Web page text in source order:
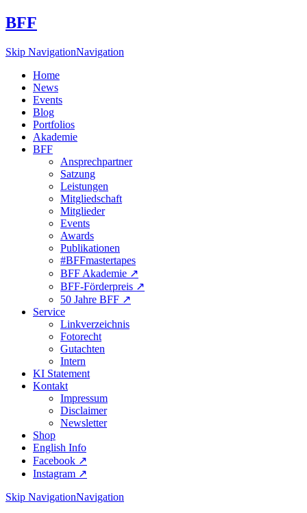
BFF
Skip NavigationNavigation
Home
News
Events
Blog
Portfolios
Akademie
BFF
Ansprechpartner
Satzung
Leistungen
Mitgliedschaft
Mitglieder
Events
Awards
Publikationen
#BFFmastertapes
BFF Akademie ↗︎
BFF-Förderpreis ↗︎
50 Jahre BFF ↗︎
Service
Linkverzeichnis
Fotorecht
Gutachten
Intern
KI Statement
Kontakt
Impressum
Disclaimer
Newsletter
Shop
English Info
Facebook ↗︎
Instagram ↗︎
Skip NavigationNavigation